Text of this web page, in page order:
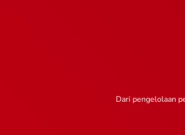
Dari pengelolaan